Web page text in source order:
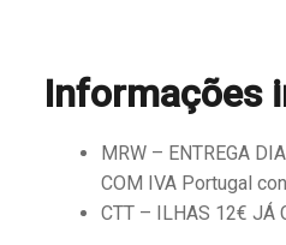
Informações
MRW – ENTREGA
COM IVA Portugal
CTT – ILHAS 12€ JÁ